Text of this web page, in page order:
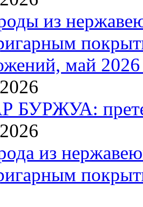
из
май 2026
БУРЖУА:
из